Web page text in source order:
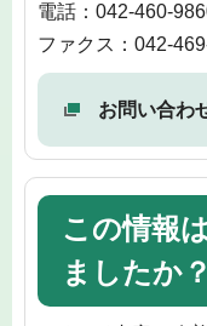
電話：042-460-
ファクス：042-
お問い合わ
この情報
ましたか？